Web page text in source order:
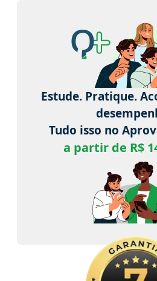
Estude. Pratique.
Tudo isso no
a partir de R$